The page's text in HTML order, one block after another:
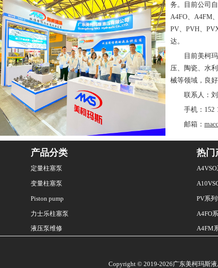
务。目前公司
A4FO、A4FM
PV、PVH、
达。
目前美柯
压、陶瓷、水
械等领域，良
联系人：
手机：152
邮箱：
产品分类 热门
定量柱塞泵
变量柱塞泵
Piston pump PV系
力士乐柱塞泵
A4FO
液压泵维修
A4FM
Copyright © 2019-2026广东美柯玛斯